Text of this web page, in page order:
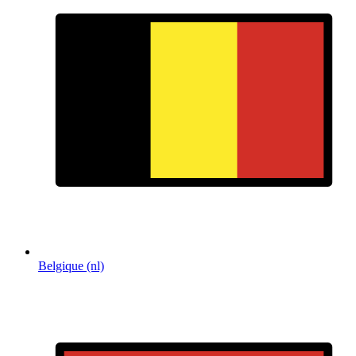
Belgique (nl)